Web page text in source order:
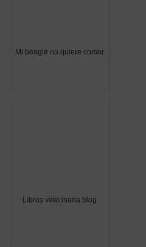
Mi beagle no quiere comer
Libros veterinaria blog